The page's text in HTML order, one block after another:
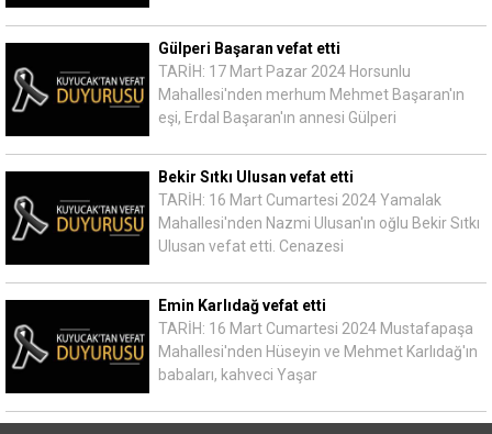
Gülperi Başaran vefat etti
TARİH: 17 Mart Pazar 2024 Horsunlu
Mahallesi'nden merhum Mehmet Başaran'ın
eşi, Erdal Başaran'ın annesi Gülperi
Bekir Sıtkı Ulusan vefat etti
TARİH: 16 Mart Cumartesi 2024 Yamalak
Mahallesi'nden Nazmi Ulusan'ın oğlu Bekir Sıtkı
Ulusan vefat etti. Cenazesi
Emin Karlıdağ vefat etti
TARİH: 16 Mart Cumartesi 2024 Mustafapaşa
Mahallesi'nden Hüseyin ve Mehmet Karlıdağ'ın
babaları, kahveci Yaşar